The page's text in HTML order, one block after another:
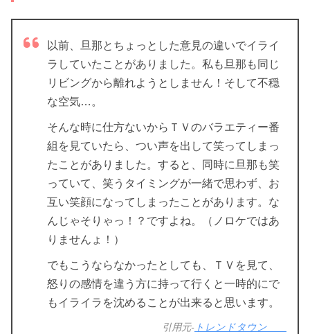
以前、旦那とちょっとした意見の違いでイライ
ラしていたことがありました。私も旦那も同じ
リビングから離れようとしません！そして不穏
な空気…。
そんな時に仕方ないからＴＶのバラエティー番
組を見ていたら、つい声を出して笑ってしまっ
たことがありました。すると、同時に旦那も笑
っていて、笑うタイミングが一緒で思わず、お
互い笑顔になってしまったことがあります。な
んじゃそりゃっ！？ですよね。（ノロケではあ
りませんょ！）
でもこうならなかったとしても、ＴＶを見て、
怒りの感情を違う方に持って行くと一時的にで
もイライラを沈めることが出来ると思います。
引用元- トレンドタウン